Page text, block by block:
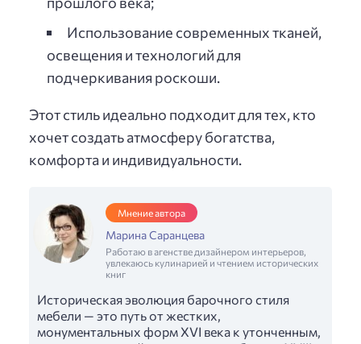
Использование современных тканей,
освещения и технологий для
подчеркивания роскоши.
Этот стиль идеально подходит для тех, кто
хочет создать атмосферу богатства,
комфорта и индивидуальности.
Мнение автора
Марина Саранцева
Работаю в агенстве дизайнером интерьеров,
увлекаюсь кулинарией и чтением исторических
книг
Историческая эволюция барочного стиля
мебели — это путь от жестких,
монументальных форм XVI века к утонченным,